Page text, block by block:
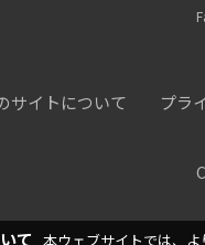
サイトについて プラ
て 本ウェブサイトでは、